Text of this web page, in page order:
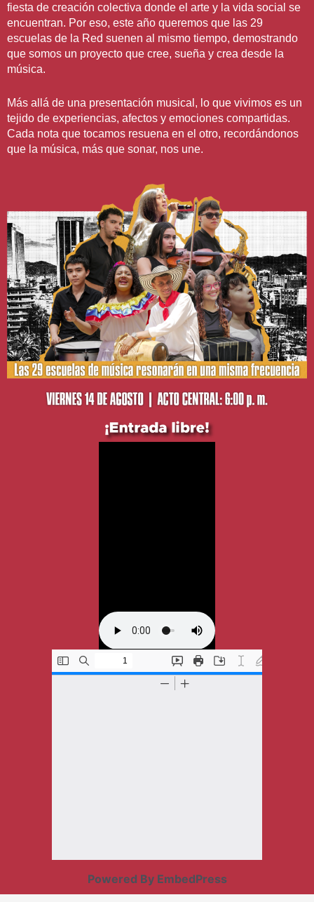
fiesta de creación colectiva donde el arte y la vida social se
encuentran. Por eso, este año queremos que las 29
escuelas de la Red suenen al mismo tiempo, demostrando
que somos un proyecto que cree, sueña y crea desde la
música.
Más allá de una presentación musical, lo que vivimos es un
tejido de experiencias, afectos y emociones compartidas.
Cada nota que tocamos resuena en el otro, recordándonos
que la música, más que sonar, nos une.
Powered By EmbedPress